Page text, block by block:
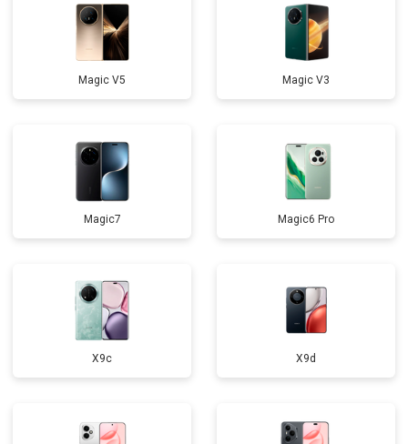
Замена микрофона от 3900 ₽ Заказать
Замена разъема зарядки Заказать
Замена динамика от 4000 ₽ Заказать
Magic V5 Magic V3
Magic7 Magic6 Pro
X9c X9d